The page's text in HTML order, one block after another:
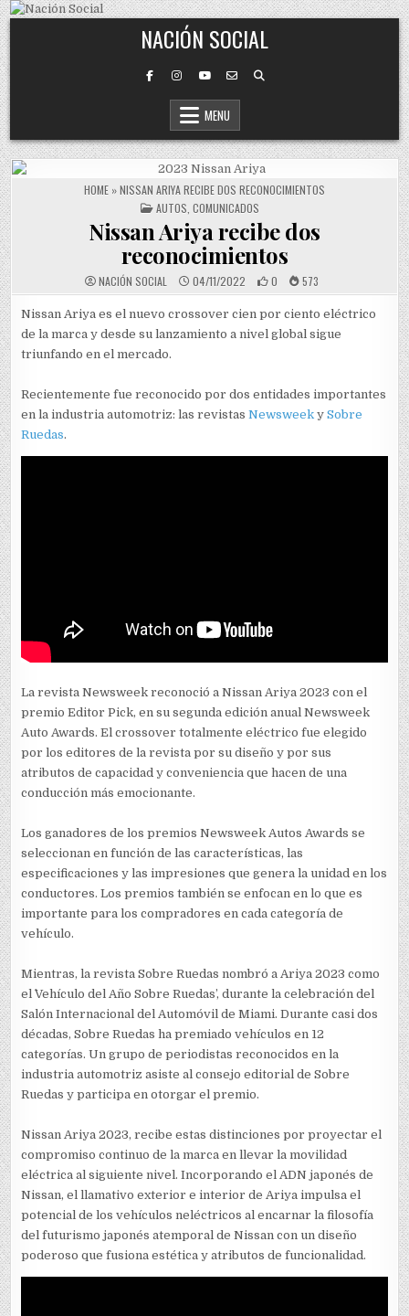
Skip to content
NACIÓN SOCIAL
MENU
HOME »NISSAN ARIYA RECIBE DOS RECONOCIMIENTOS
POSTED IN
AUTOS COMUNICADOS
Nissan Ariya recibe dos
reconocimientos
NACIÓN SOCIAL 04/11/2022 0 573
Nissan Ariya es el nuevo crossover cien por ciento eléctrico
de la marca y desde su lanzamiento a nivel global sigue
triunfando en el mercado.
Recientemente fue reconocido por dos entidades importantes
en la industria automotriz: las revistasNewsweek ySobre
Ruedas.
La revista Newsweek reconoció a Nissan Ariya 2023 con el
premio Editor Pick, en su segunda edición anual Newsweek
Auto Awards. El crossover totalmente eléctrico fue elegido
por los editores de la revista por su diseño y por sus
atributos de capacidad y conveniencia que hacen de una
conducción más emocionante.
Los ganadores de los premios Newsweek Autos Awards se
seleccionan en función de las características, las
especificaciones y las impresiones que genera la unidad en los
conductores. Los premios también se enfocan en lo que es
importante para los compradores en cada categoría de
vehículo.
Mientras, la revista Sobre Ruedas nombró a Ariya 2023 como
el `Vehículo del Año Sobre Ruedas’, durante la celebración del
Salón Internacional del Automóvil de Miami. Durante casi dos
décadas, Sobre Ruedas ha premiado vehículos en 12
categorías. Un grupo de periodistas reconocidos en la
industria automotriz asiste al consejo editorial de Sobre
Ruedas y participa en otorgar el premio.
Nissan Ariya 2023, recibe estas distinciones por proyectar el
compromiso continuo de la marca en llevar la movilidad
eléctrica al siguiente nivel. Incorporando el ADN japonés de
Nissan, el llamativo exterior e interior de Ariya impulsa el
potencial de los vehículos neléctricos al encarnar la filosofía
del futurismo japonés atemporal de Nissan con un diseño
poderoso que fusiona estética y atributos de funcionalidad.